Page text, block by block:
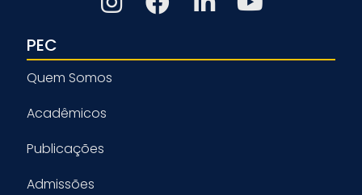
PEC
Quem Somos
Acadêmicos
Publicações
Admissões